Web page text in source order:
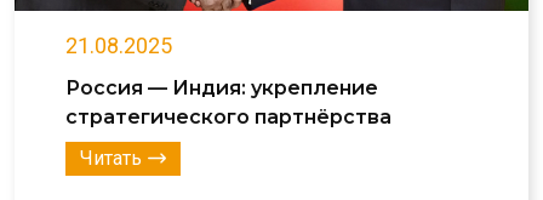
21.08.2025
Россия — Индия: укрепление
стратегического партнёрства
Читать